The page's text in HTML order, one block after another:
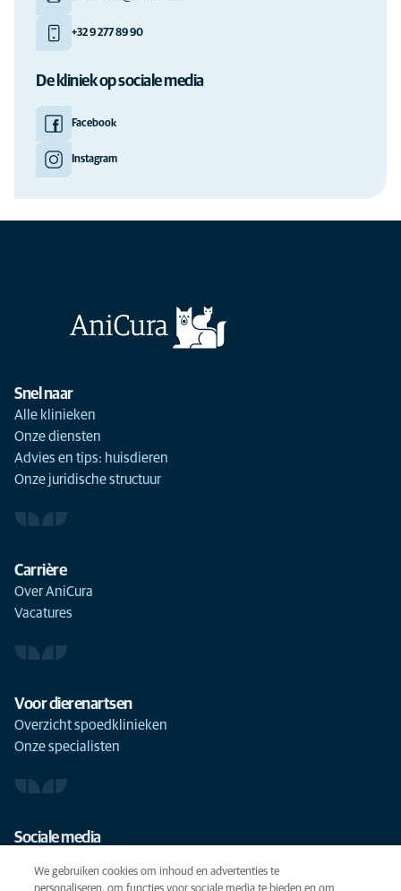
+32 9 277 89 90
De kliniek op sociale media
Facebook
Instagram
Snel naar
Alle klinieken
Onze diensten
Advies en tips: huisdieren
Onze juridische structuur
Carrière
Over AniCura
Vacatures
Voor dierenartsen
Overzicht spoedklinieken
Onze specialisten
Sociale media
We gebruiken cookies om inhoud en advertenties te